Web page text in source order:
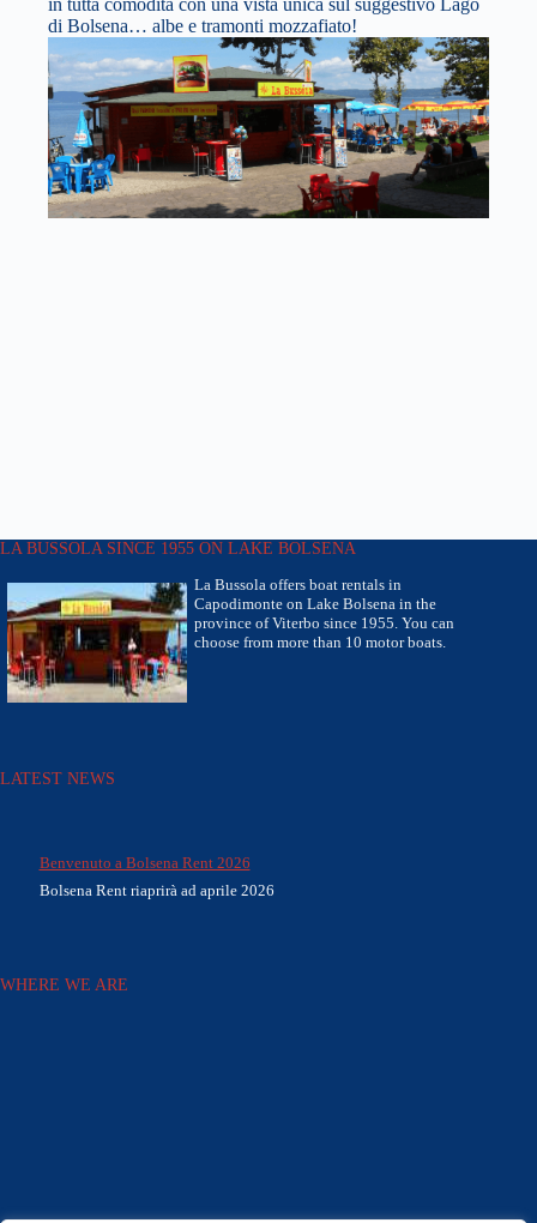
in tutta comodità con una vista unica sul suggestivo Lago
di Bolsena… albe e tramonti mozzafiato!
LA BUSSOLA SINCE 1955 ON LAKE BOLSENA
La Bussola offers boat rentals in
Capodimonte on Lake Bolsena in the
province of Viterbo since 1955. You can
choose from more than 10 motor boats.
LATEST NEWS
Benvenuto a Bolsena Rent 2026
Bolsena Rent riaprirà ad aprile 2026
WHERE WE ARE